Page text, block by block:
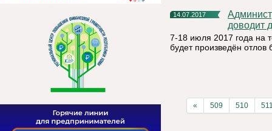
14.07.2017
Администрация муниципального района «Княжпогостский»
доводит
7-18 июля 2017 года на
будет произведён отлов
« 509 510